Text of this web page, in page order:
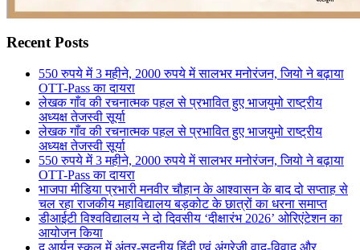
Recent Posts
550 रुपये में 3 महीने, 2000 रुपये में सालभर मनोरंजन, जियो ने बढ़ाया
OTT-Pass का दायरा
लेखक गाँव की रचनात्मक पहल से प्रभावित हुए भाजयुमो राष्ट्रीय
अध्यक्ष तेजस्वी सूर्या
लेखक गाँव की रचनात्मक पहल से प्रभावित हुए भाजयुमो राष्ट्रीय
अध्यक्ष तेजस्वी सूर्या
550 रुपये में 3 महीने, 2000 रुपये में सालभर मनोरंजन, जियो ने बढ़ाया
OTT-Pass का दायरा
भाजपा मीडिया प्रभारी मनवीर चौहान के आश्वासन के बाद दो सप्ताह से
चल रहा राजकीय महाविद्यालय बड़कोट के छात्रों का धरना समाप्त
डीआईटी विश्वविद्यालय ने दो दिवसीय ‘दीक्षारंभ 2026’ ओरिएंटेशन का
आयोजन किया
द आर्यन स्कूल में अंतर-सदनीय हिंदी एवं अंग्रेजी वाद-विवाद और